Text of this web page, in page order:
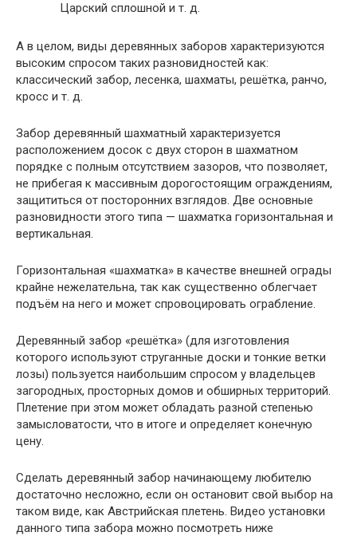
Царский сплошной и т. д.
А в целом, виды деревянных заборов характеризуются
высоким спросом таких разновидностей как:
классический забор, лесенка, шахматы, решётка, ранчо,
кросс и т. д.
Забор деревянный шахматный характеризуется
расположением досок с двух сторон в шахматном
порядке с полным отсутствием зазоров, что позволяет,
не прибегая к массивным дорогостоящим ограждениям,
защититься от посторонних взглядов. Две основные
разновидности этого типа — шахматка горизонтальная и
вертикальная.
Горизонтальная «шахматка» в качестве внешней ограды
крайне нежелательна, так как существенно облегчает
подъём на него и может спровоцировать ограбление.
Деревянный забор «решётка» (для изготовления
которого используют струганные доски и тонкие ветки
лозы) пользуется наибольшим спросом у владельцев
загородных, просторных домов и обширных территорий.
Плетение при этом может обладать разной степенью
замысловатости, что в итоге и определяет конечную
цену.
Сделать деревянный забор начинающему любителю
достаточно несложно, если он остановит свой выбор на
таком виде, как Австрийская плетень. Видео установки
данного типа забора можно посмотреть ниже